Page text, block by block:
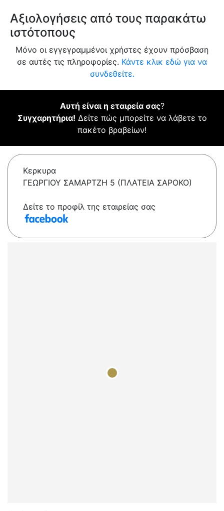
Αξιολογήσεις από τους παρακάτω
ιστότοπους
Μόνο οι εγγεγραμμένοι χρήστες έχουν πρόσβαση
σε αυτές τις πληροφορίες. Κάντε κλικ εδώ για να
συνδεθείτε.
Αυτή είναι η εταιρεία σας?
Συγχαρητήρια! Δείτε πώς μπορείτε να λάβετε το
πακέτο βραβείων!
Κερκυρα
ΓΕΩΡΓΙΟΥ ΣΑΜΑΡΤΖΗ 5 (ΠΛΑΤΕΙΑ ΣΑΡΟΚΟ)
Δείτε το προφίλ της εταιρείας σας